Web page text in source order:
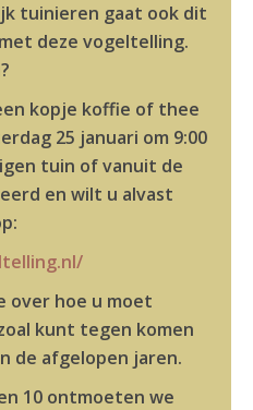
tuinieren gaat ook dit
deze vogeltelling.
kopje koffie of thee
25 januari om 9:00
tuin of vanuit de
en wilt u alvast
over hoe u moet
kunt tegen komen
de afgelopen jaren.
10 ontmoeten we